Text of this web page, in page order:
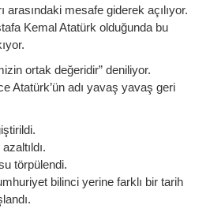
arasındaki mesafe giderek açılıyor.
Kemal Atatürk olduğunda bu
ortak değeridir” deniliyor.
Atatürk’ün adı yavaş yavaş geri
törpülendi.
bilinci yerine farklı bir tarih